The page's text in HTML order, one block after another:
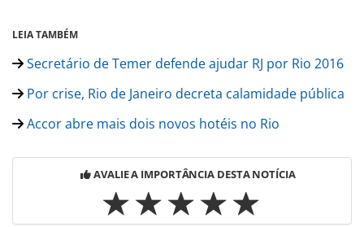
LEIA TAMBÉM
Secretário de Temer defende ajudar RJ por Rio 2016
Por crise, Rio de Janeiro decreta calamidade pública
Accor abre mais dois novos hotéis no Rio
AVALIE A IMPORTÂNCIA DESTA NOTÍCIA